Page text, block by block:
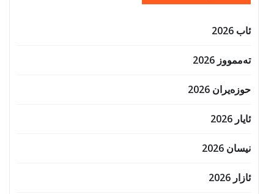
ئاب 2026
تەممووز 2026
حوزه‌یران 2026
ئایار 2026
نیسان 2026
ئازار 2026